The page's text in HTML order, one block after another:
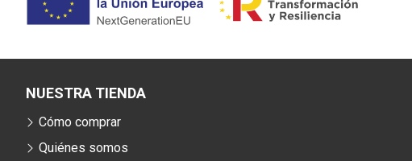
NUESTRA TIENDA
Cómo comprar
Quiénes somos